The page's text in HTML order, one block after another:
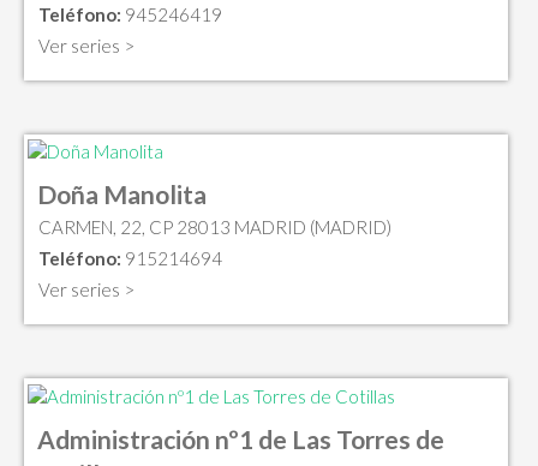
Teléfono: 945246419
Ver series >
Doña Manolita
CARMEN, 22, CP 28013 MADRID (MADRID)
Teléfono: 915214694
Ver series >
Administración nº1 de Las Torres de